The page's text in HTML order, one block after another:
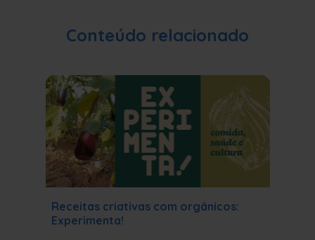
Conteúdo relacionado
Receitas criativas com orgânicos:
Experimenta!